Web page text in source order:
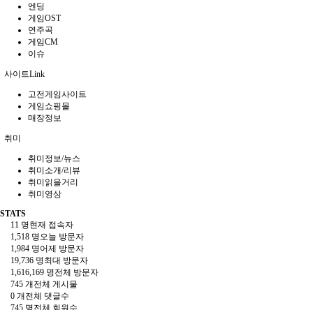
엔딩
게임OST
연주곡
게임CM
이슈
사이트Link
고전게임사이트
게임쇼핑몰
매장정보
취미
취미정보/뉴스
취미소개/리뷰
취미읽을거리
취미영상
STATS
11 명현재 접속자
1,518 명오늘 방문자
1,984 명어제 방문자
19,736 명최대 방문자
1,616,169 명전체 방문자
745 개 전체 게시물
0 개 전체 댓글수
745 명전체 회원수